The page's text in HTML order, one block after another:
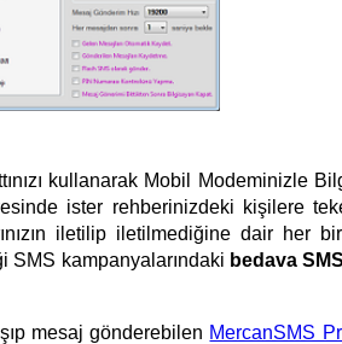
kullanarak Mobil Modeminizle
ister rehberinizdeki kişilere
iletilip iletilmediğine dair her
SMS kampanyalarındaki bedava SMS
mesaj gönderebilen MercanSMS